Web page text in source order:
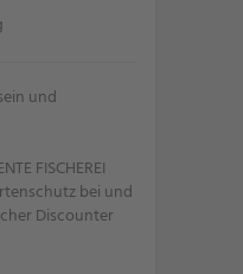
und
FISCHEREI
bei und
Discounter